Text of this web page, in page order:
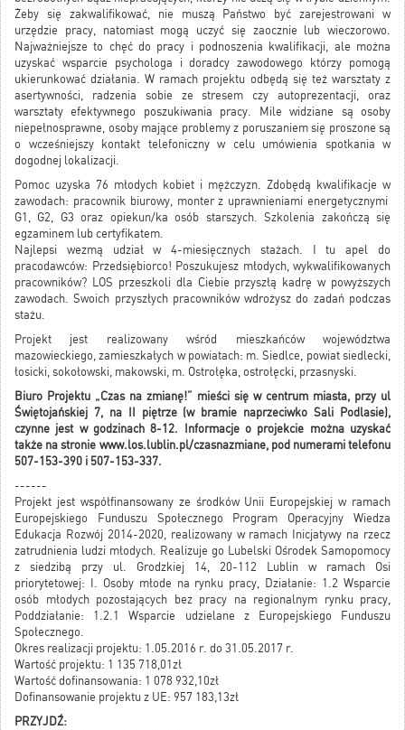
Żeby się zakwalifikować, nie muszą Państwo być zarejestrowani w
urzędzie pracy, natomiast mogą uczyć się zaocznie lub wieczorowo.
Najważniejsze to chęć do pracy i podnoszenia kwalifikacji, ale można
uzyskać wsparcie psychologa i doradcy zawodowego którzy pomogą
ukierunkować działania. W ramach projektu odbędą się też warsztaty z
asertywności, radzenia sobie ze stresem czy autoprezentacji, oraz
warsztaty efektywnego poszukiwania pracy. Mile widziane są osoby
niepełnosprawne, osoby mające problemy z poruszaniem się proszone są
o wcześniejszy kontakt telefoniczny w celu umówienia spotkania w
dogodnej lokalizacji.
Pomoc uzyska 76 młodych kobiet i mężczyzn. Zdobędą kwalifikacje w
zawodach: pracownik biurowy, monter z uprawnieniami energetycznymi
G1, G2, G3 oraz opiekun/ka osób starszych. Szkolenia zakończą się
egzaminem lub certyfikatem.
Najlepsi wezmą udział w 4-miesięcznych stażach. I tu apel do
pracodawców: Przedsiębiorco! Poszukujesz młodych, wykwalifikowanych
pracowników? LOS przeszkoli dla Ciebie przyszłą kadrę w powyższych
zawodach. Swoich przyszłych pracowników wdrożysz do zadań podczas
stażu.
Projekt jest realizowany wśród mieszkańców województwa
mazowieckiego, zamieszkałych w powiatach: m. Siedlce, powiat siedlecki,
łosicki, sokołowski, makowski, m. Ostrołęka, ostrołęcki, przasnyski.
Biuro Projektu „Czas na zmianę!” mieści się w centrum miasta, przy ul
Świętojańskiej 7, na II piętrze (w bramie naprzeciwko Sali Podlasie),
czynne jest w godzinach 8-12. Informacje o projekcie można uzyskać
także na stronie www.los.lublin.pl/czasnazmiane, pod numerami telefonu
507-153-390 i 507-153-337.
------
Projekt jest współfinansowany ze środków Unii Europejskiej w ramach
Europejskiego Funduszu Społecznego Program Operacyjny Wiedza
Edukacja Rozwój 2014-2020, realizowany w ramach Inicjatywy na rzecz
zatrudnienia ludzi młodych. Realizuje go Lubelski Ośrodek Samopomocy
z siedzibą przy ul. Grodzkiej 14, 20-112 Lublin w ramach Osi
priorytetowej: I. Osoby młode na rynku pracy, Działanie: 1.2 Wsparcie
osób młodych pozostających bez pracy na regionalnym rynku pracy,
Poddziałanie: 1.2.1 Wsparcie udzielane z Europejskiego Funduszu
Społecznego.
Okres realizacji projektu: 1.05.2016 r. do 31.05.2017 r.
Wartość projektu: 1 135 718,01zł
Wartość dofinansowania: 1 078 932,10zł
Dofinansowanie projektu z UE: 957 183,13zł
PRZYJDŹ: